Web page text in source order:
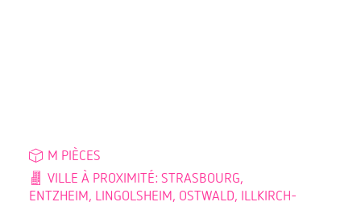
M PIÈCES
VILLE À PROXIMITÉ: STRASBOURG,
ENTZHEIM, LINGOLSHEIM, OSTWALD, ILLKIRCH-